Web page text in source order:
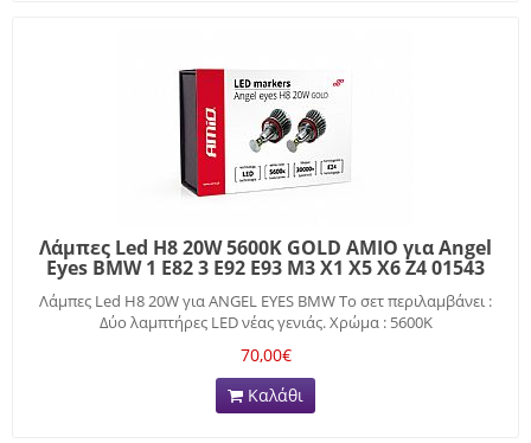
Λάμπες Led H8 20W 5600K GOLD AMIO για Αngel
Εyes ΒMW 1 E82 3 E92 E93 M3 X1 X5 X6 Z4 01543
Λάμπες Led H8 20W για ANGEL EYES ΒMW Το σετ περιλαμβάνει :
Δύο λαμπτήρες LED νέας γενιάς. Χρώμα : 5600K
70,00€
Καλάθι